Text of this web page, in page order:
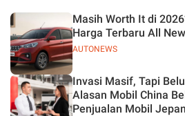
Basis Produksi
ASEAN
AUTONEWS
Masih Worth It di
Harga Terbaru All
Invasi Masif, Tapi
Alasan Mobil China
Penjualan Mobil